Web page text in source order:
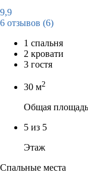
9,9
6 отзывов (6)
1 спальня
2 кровати
3 гостя
30 м2
Общая площадь
5 из 5
Этаж
Спальные места